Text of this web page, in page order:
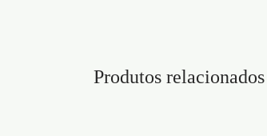
Produtos relacionados